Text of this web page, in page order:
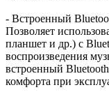
- Встроенный
Позволяет
планшет и др.) с
воспроизведения
встроенный
комфорта при